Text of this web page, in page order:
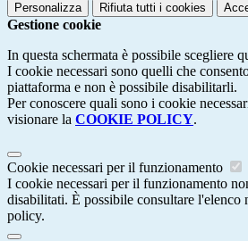
Personalizza Rifiuta tutti i cookies
Gestione cookie
In questa schermata è possibile scegliere
I cookie necessari sono quelli che
piattaforma e non è possibile disabilitarli.
Per conoscere quali sono i cookie
visionare la COOKIE POLICY.
Cookie necessari per il funzionamento
I cookie necessari per il funzionamento
disabilitati. È possibile consultare l'elenco
policy.